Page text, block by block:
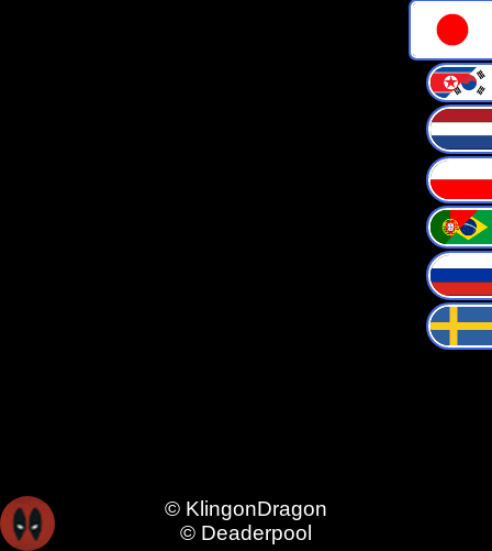
© KlingonDragon
© Deaderpool